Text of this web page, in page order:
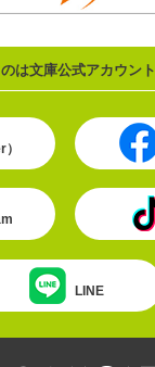
は文庫公式アカウント
LINE